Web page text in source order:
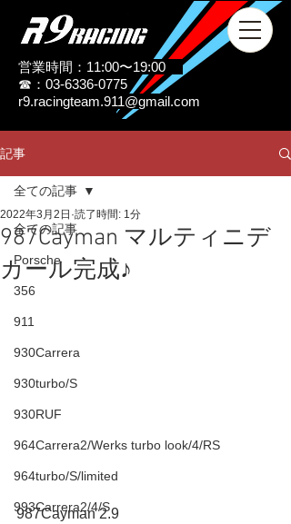
営業時間：11:00〜19:00
☎：03-6336-0775
r9.racingteam.911@gmail.com
記事
全ての記事
Porsche
356
911
930Carrera
930turbo/S
930RUF
964Carrera2/Werks turbo look/4/RS
964turbo/S/limited
993Carrera2/4/S
全ての記事
987Cayman マルティニデ
カール完成♪
2022年3月2日 読了時間: 1分
987Cayman 2.9